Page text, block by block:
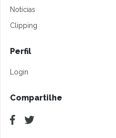
Notícias
Clipping
Perfil
Login
Compartilhe